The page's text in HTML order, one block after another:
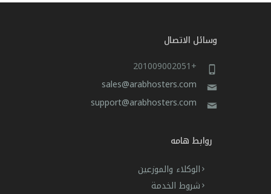
وسائل الاتصال
+201009002051
sales@arabhosters.com
support@arabhosters.com
روابط هامه
الوكلاء والموزعين
شروط الخدمة